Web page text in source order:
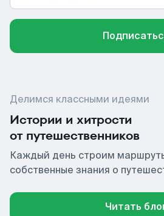
Делимся классными идеями
Истории и хитрости
от путешественников
Каждый день строим
собственные знания о
Читать